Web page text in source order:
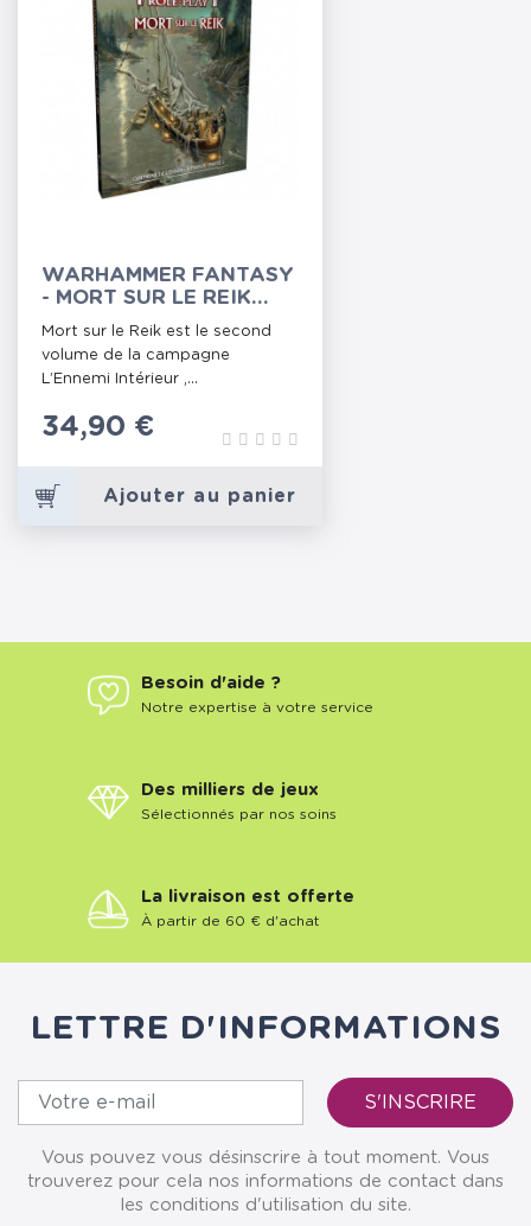
WARHAMMER FANTASY
- MORT SUR LE REIK
(CAMPAGNE)
Mort sur le Reik est le second
volume de la campagne
L’Ennemi Intérieur ,...
Prix
34,90 €
Ajouter au panier
Besoin d'aide ?
Notre expertise à votre service
Des milliers de jeux
Sélectionnés par nos soins
La livraison est offerte
À partir de 60 € d'achat
LETTRE D'INFORMATIONS
Vous pouvez vous désinscrire à tout moment. Vous
trouverez pour cela nos informations de contact dans
les conditions d'utilisation du site.